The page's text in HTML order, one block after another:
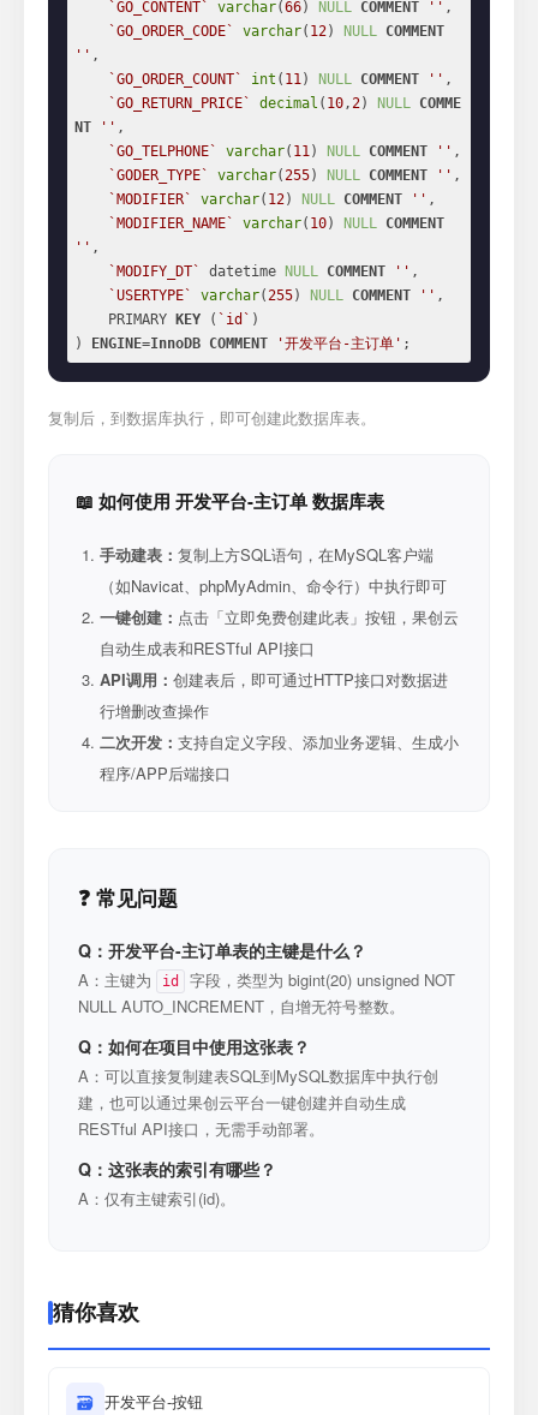
`GO_CONTENT` varchar(66) NULL COMMENT '' ,
`GO_ORDER_CODE`
varchar( 12) NULL COMMENT
'' ,
`GO_ORDER_COUNT`
int ( 11) NULL COMMENT '' ,
`GO_RETURN_PRICE`
decimal ( 10,2) NULL COMME
NT
'' ,
`GO_TELPHONE`
varchar( 11) NULL COMMENT '' ,
`GODER_TYPE`
varchar(255) NULL COMMENT '' ,
`MODIFIER`
varchar( 12) NULL COMMENT '' ,
`MODIFIER_NAME`
varchar( 10) NULL COMMENT
'' ,
`MODIFY_DT`
datetime NULL COMMENT '' ,
`USERTYPE`
varchar(255) NULL COMMENT '' ,
    PRIMARY
KEY ( `id` )
)
ENGINE=InnoDB COMMENT '开发平台-主订单' ;
复制后，到数据库执行，即可创建此数据库表。
📖 如何使用 开发平台-主订单 数据库表
手动建表： 复制上方SQL语句，在MySQL客户端
（如Navicat、phpMyAdmin、命令行）中执行即可
一键创建： 点击「立即免费创建此表」按钮，果创云
自动生成表和RESTful API接口
API调用： 创建表后，即可通过HTTP接口对数据进
行增删改查操作
二次开发： 支持自定义字段、添加业务逻辑、生成小
程序/APP后端接口
❓ 常见问题
Q：开发平台-主订单表的主键是什么？
A：主键为 id
字段，类型为 bigint(20) unsigned NOT
NULL AUTO_INCREMENT，自增无符号整数。
Q：如何在项目中使用这张表？
A：可以直接复制建表SQL到MySQL数据库中执行创
建，也可以通过果创云平台一键创建并自动生成
RESTful API接口，无需手动部署。
Q：这张表的索引有哪些？
A：仅有主键索引(id)。
猜你喜欢
🗃 开发平台-按钮